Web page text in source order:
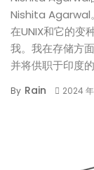
Nishita Agarwal
在UNIX和它的变
我。我在存储方
并将供职于印度
By Rain 2024